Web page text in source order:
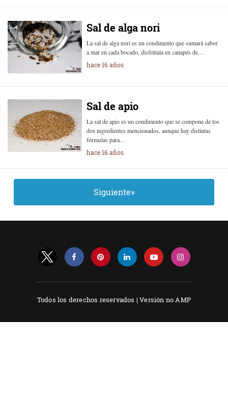
Sal de alga nori
La sal de alga nori es un condimento que sumará sabor
a mar en cada bocado, disfrútala en canapés de…
hace 16 años
Sal de apio
La sal de apio es un condimento que se compone de los
dos ingredientes mencionados, aunque hay distintas
fórmulas para…
hace 16 años
Siguiente»
Todos los derechos reservados |Versión no AMP